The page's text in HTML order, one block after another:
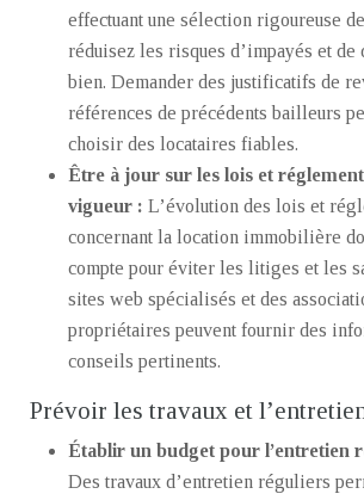
effectuant une sélection rigoureuse
réduisez les risques d’impayés et de
bien. Demander des justificatifs de
références de précédents bailleurs
choisir des locataires fiables.
Être à jour sur les lois et
vigueur : L’évolution des lois et
concernant la location immobilière
compte pour éviter les litiges et les
sites web spécialisés et des
propriétaires peuvent fournir des
conseils pertinents.
Prévoir les travaux et
Établir un budget pour l’entretien
Des travaux d’entretien réguliers